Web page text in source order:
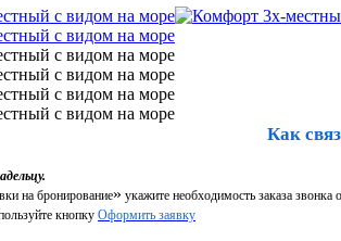
Как
на бронирование» укажите необходимость заказа звонка
кнопку Оформить заявку